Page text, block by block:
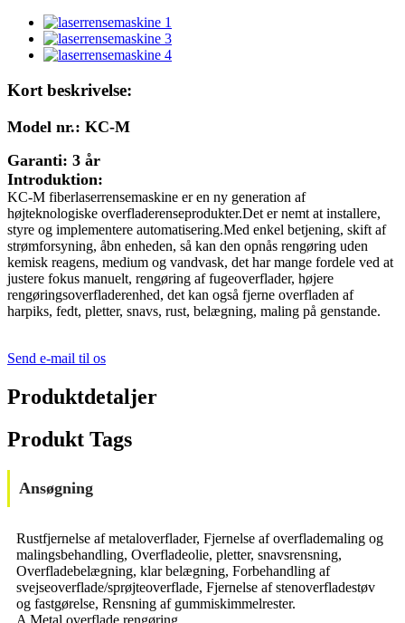
Kort beskrivelse:
Model nr.: KC-M
Garanti: 3 år
Introduktion:
KC-M fiberlaserrensemaskine er en ny generation af
højteknologiske overfladerenseprodukter.Det er nemt at installere,
styre og implementere automatisering.Med enkel betjening, skift af
strømforsyning, åbn enheden, så kan den opnås rengøring uden
kemisk reagens, medium og vandvask, det har mange fordele ved at
justere fokus manuelt, rengøring af fugeoverflader, højere
rengøringsoverfladerenhed, det kan også fjerne overfladen af ​​
harpiks, fedt, pletter, snavs, rust, belægning, maling på genstande.
Send e-mail til os
Produktdetaljer
Produkt Tags
Ansøgning
Rustfjernelse af metaloverflader, Fjernelse af overflademaling og
malingsbehandling, Overfladeolie, pletter, snavsrensning,
Overfladebelægning, klar belægning, Forbehandling af
svejseoverflade/sprøjteoverflade, Fjernelse af stenoverfladestøv
og fastgørelse, Rensning af gummiskimmelrester.
A Metal overflade rengøring